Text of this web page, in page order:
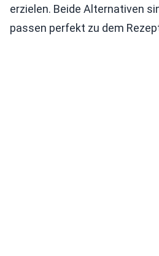
erzielen. Beide Alternativen
passen perfekt zu dem